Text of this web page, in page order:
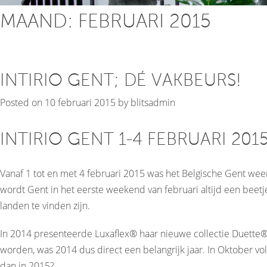
MAAND: FEBRUARI 2015
INTIRIO GENT; DÉ VAKBEURS!
Posted on 10 februari 2015 byblitsadmin
INTIRIO GENT 1-4 FEBRUARI
Vanaf 1 tot en met 4 februari 2015 was het Belgische Gent
wordt Gent in het eerste weekend van februari altijd een
landen te vinden zijn.
In 2014 presenteerde Luxaflex® haar nieuwe collectie
worden, was 2014 dus direct een belangrijk jaar. In Oktober